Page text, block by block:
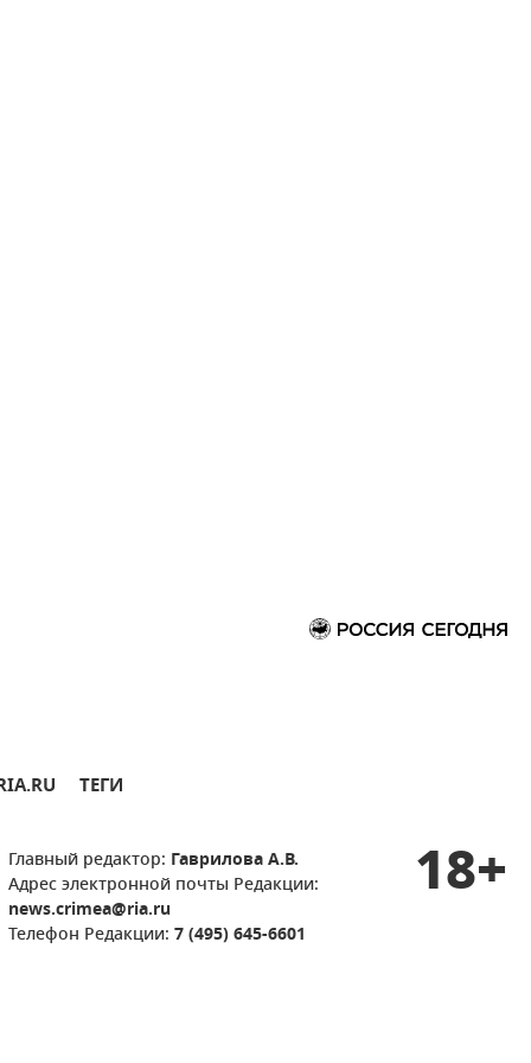
ТЕГИ
Главный редактор: Гаврилова А.В.
Адрес электронной почты Редакции:
news.crimea@ria.ru
Телефон Редакции: 7 (495) 645-6601
18+